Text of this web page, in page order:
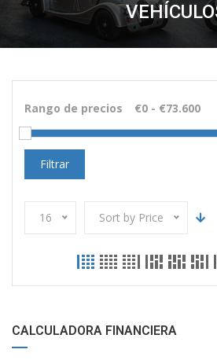
Rango de precios
Filtrar
16 Sort by Price
CALCULADORA FINANCIERA